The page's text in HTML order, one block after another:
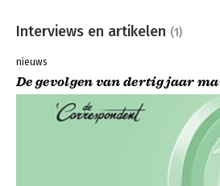
Interviews en artikelen (1)
nieuws
De gevolgen van dertig jaar